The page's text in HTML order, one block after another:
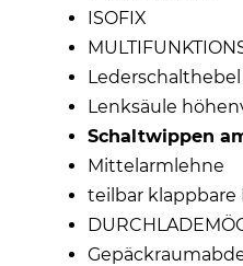
ISOFIX
Lederschalthebel
Lenksäule
Schaltwippen
Mittelarmlehne
teilbar klappbare